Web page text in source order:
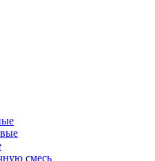
смесь